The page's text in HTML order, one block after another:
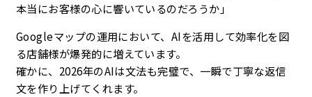
本当にお客様の心に響いているのだろうか」
Googleマップの運用において、AIを活用して効率化を図
る店舗様が爆発的に増えています。
確かに、2026年のAIは文法も完璧で、一瞬で丁寧な返信
文を作り上げてくれます。